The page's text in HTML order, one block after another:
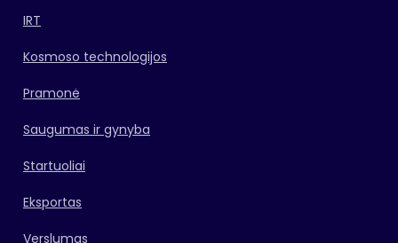
IRT
Kosmoso technologijos
Pramonė
Saugumas ir gynyba
Startuoliai
Eksportas
Verslumas